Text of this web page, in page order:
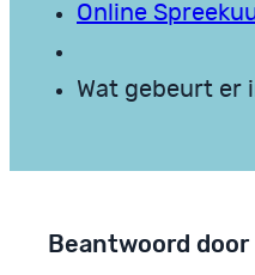
Online
Wat gebeurt er
Beantwoord door